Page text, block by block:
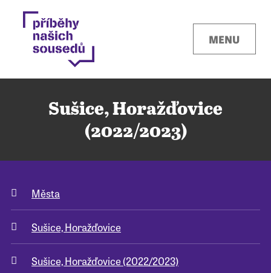
MENU
Kontakty
Místa
O projektu
Pro města
Sušice, Horažďovice
(2022/2023)
Města
Sušice, Horažďovice
Sušice, Horažďovice (2022/2023)